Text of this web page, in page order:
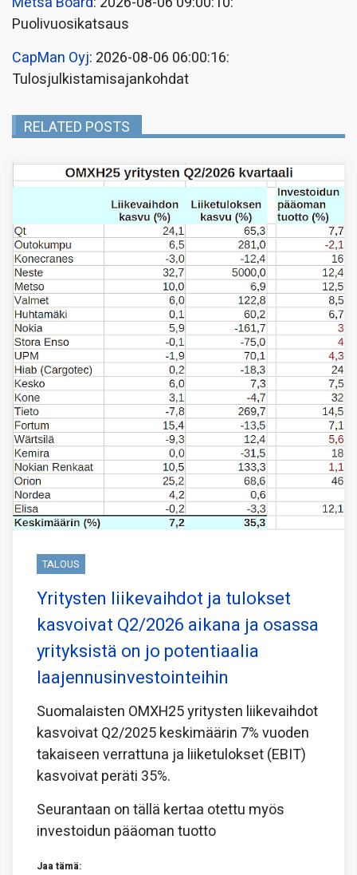
Puolivuosikatsaus
CapMan Oyj: 2026-08-06 06:00:16:
Tulosjulkistamisajankohdat
RELATED POSTS
TALOUS
Yritysten liikevaihdot ja tulokset
kasvoivat Q2/2026 aikana ja osassa
yrityksistä on jo potentiaalia
laajennusinvestointeihin
Suomalaisten OMXH25 yritysten liikevaihdot
kasvoivat Q2/2025 keskimäärin 7% vuoden
takaiseen verrattuna ja liiketulokset (EBIT)
kasvoivat peräti 35%.
Seurantaan on tällä kertaa otettu myös
investoidun pääoman tuotto
Jaa tämä: